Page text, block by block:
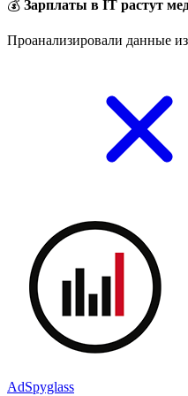
💰 Зарплаты в IT растут
Проанализировали данные из
AdSpyglass